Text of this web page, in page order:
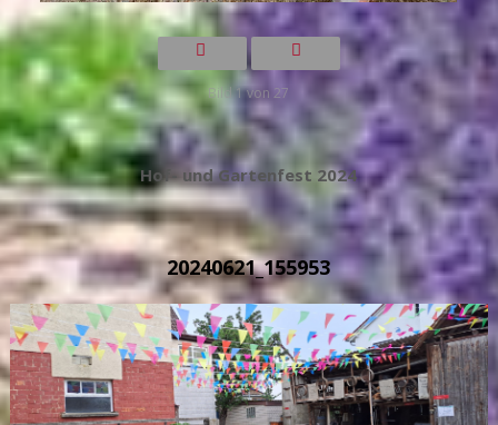
Bild 1 von 27
Hof- und Gartenfest 2024
20240621_155953